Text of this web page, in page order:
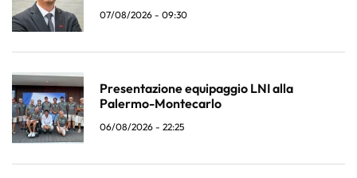
07/08/2026 - 09:30
Presentazione equipaggio LNI alla
Palermo-Montecarlo
06/08/2026 - 22:25